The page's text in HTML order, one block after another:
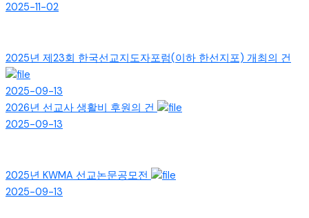
2025-11-02
2025년 제23회 한국선교지도자포럼(이하 한선지포) 개최의 건
2025-09-13
2026년 선교사 생활비 후원의 건
2025-09-13
2025년 KWMA 선교논문공모전
2025-09-13